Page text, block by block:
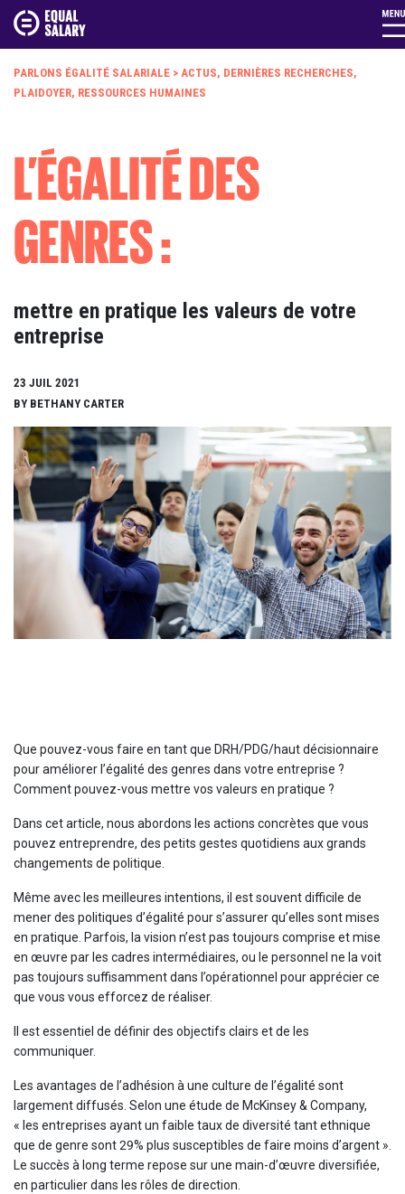
PARLONS ÉGALITÉ SALARIALE > ACTUS, DERNIÈRES RECHERCHES,
PLAIDOYER, RESSOURCES HUMAINES
L’ÉGALITÉ DES
GENRES :
mettre en pratique les valeurs de votre
entreprise
23 JUIL 2021
BY BETHANY CARTER
Que pouvez-vous faire en tant que DRH/PDG/haut décisionnaire
pour améliorer l’égalité des genres dans votre entreprise ?
Comment pouvez-vous mettre vos valeurs en pratique ?
Dans cet article, nous abordons les actions concrètes que vous
pouvez entreprendre, des petits gestes quotidiens aux grands
changements de politique.
Même avec les meilleures intentions, il est souvent difficile de
mener des politiques d’égalité pour s’assurer qu’elles sont mises
en pratique. Parfois, la vision n’est pas toujours comprise et mise
en œuvre par les cadres intermédiaires, ou le personnel ne la voit
pas toujours suffisamment dans l’opérationnel pour apprécier ce
que vous vous efforcez de réaliser.
Il est essentiel de définir des objectifs clairs et de les
communiquer.
Les avantages de l’adhésion à une culture de l’égalité sont
largement diffusés. Selon une étude de McKinsey & Company,
« les entreprises ayant un faible taux de diversité tant ethnique
que de genre sont 29% plus susceptibles de faire moins d’argent ».
Le succès à long terme repose sur une main-d’œuvre diversifiée,
en particulier dans les rôles de direction.